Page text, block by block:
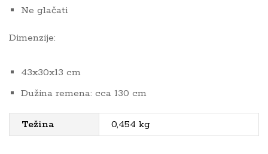
Ne glačati
Dimenzije:
43x30x13 cm
Dužina remena: cca 130 cm
Težina 0,454 kg